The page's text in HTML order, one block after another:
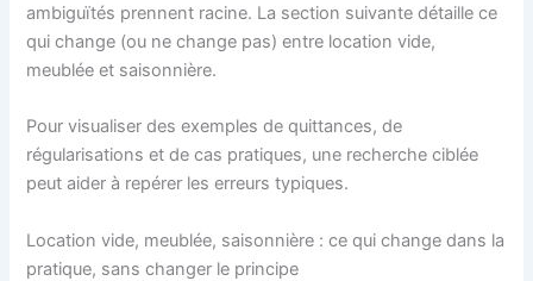
ambiguïtés prennent racine. La section suivante détaille ce
qui change (ou ne change pas) entre location vide,
meublée et saisonnière.
Pour visualiser des exemples de quittances, de
régularisations et de cas pratiques, une recherche ciblée
peut aider à repérer les erreurs typiques.
Location vide, meublée, saisonnière : ce qui change dans la
pratique, sans changer le principe